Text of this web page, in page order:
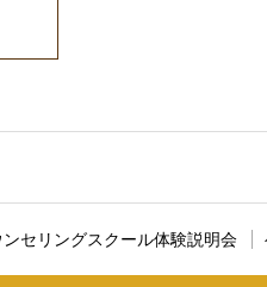
セリングスクール体験説明会